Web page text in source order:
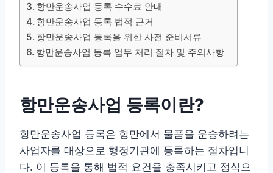
항만운송사업 등록 수수료 안내
항만운송사업 등록 법적 근거
항만운송사업 등록을 위한 사전 준비서류
항만운송사업 등록 업무 처리 절차 및 주의사항
항만운송사업 등록이란?
항만운송사업 등록은 항만에서 물품을 운송하려는
사업자를 대상으로 행정기관에 등록하는 절차입니
다. 이 등록을 통해 법적 요건을 충족시키고 정식으